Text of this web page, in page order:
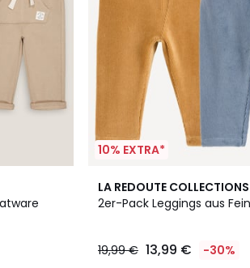
10% EXTRA*
LA REDOUTE COLLECTIONS
2er-Pack Leggings aus
19,99 € 13,99 € -30%
4,9
/ 5